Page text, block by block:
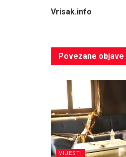
Vrisak.info
Povezane objave
VIJESTI